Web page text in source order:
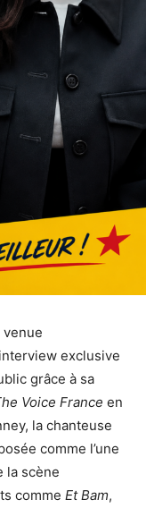
venue
exclusive
grâce à sa
Voice France en
la chanteuse
comme l’une
la scène
comme Et Bam,